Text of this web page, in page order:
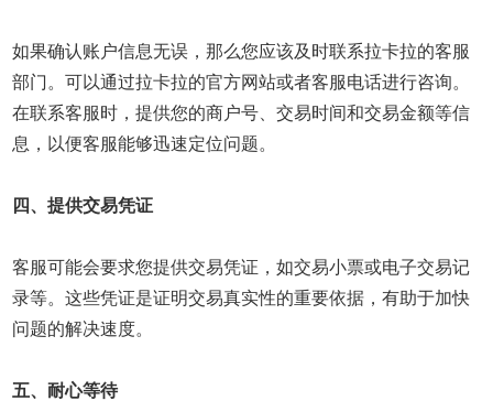
如果确认账户信息无误，那么您应该及时联系拉卡拉的客服
部门。可以通过拉卡拉的官方网站或者客服电话进行咨询。
在联系客服时，提供您的商户号、交易时间和交易金额等信
息，以便客服能够迅速定位问题。
四、提供交易凭证
客服可能会要求您提供交易凭证，如交易小票或电子交易记
录等。这些凭证是证明交易真实性的重要依据，有助于加快
问题的解决速度。
五、耐心等待